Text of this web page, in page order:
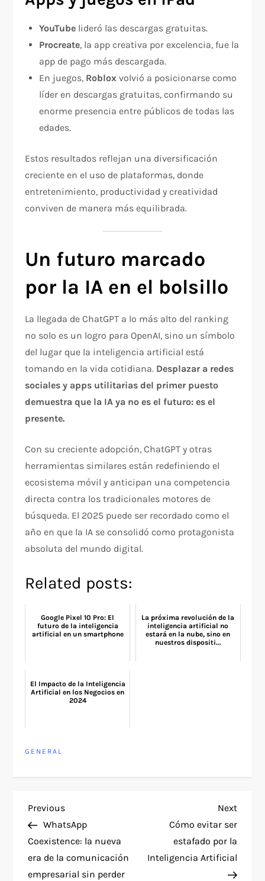
YouTube lideró las descargas gratuitas.
Procreate, la app creativa por excelencia, fue la
app de pago más descargada.
En juegos, Roblox volvió a posicionarse como
líder en descargas gratuitas, confirmando su
enorme presencia entre públicos de todas las
edades.
Estos resultados reflejan una diversificación
creciente en el uso de plataformas, donde
entretenimiento, productividad y creatividad
conviven de manera más equilibrada.
Un futuro marcado
por la IA en el bolsillo
La llegada de ChatGPT a lo más alto del ranking
no solo es un logro para OpenAI, sino un símbolo
del lugar que la inteligencia artificial está
tomando en la vida cotidiana. Desplazar a redes
sociales y apps utilitarias del primer puesto
demuestra que la IA ya no es el futuro: es el
presente.
Con su creciente adopción, ChatGPT y otras
herramientas similares están redefiniendo el
ecosistema móvil y anticipan una competencia
directa contra los tradicionales motores de
búsqueda. El 2025 puede ser recordado como el
año en que la IA se consolidó como protagonista
absoluta del mundo digital.
Related posts:
Google Pixel 10 Pro: El
futuro de la inteligencia
artificial en un smartphone
La próxima revolución de la
inteligencia artificial no
estará en la nube, sino en
nuestros dispositi...
El Impacto de la Inteligencia
Artificial en los Negocios en
2024
GENERAL
P
o
s
Previous
Post
Previous
WhatsApp
Coexistence: la nueva
era de la comunicación
empresarial sin perder
Next
Post
Next
Cómo evitar ser
estafado por la
Inteligencia Artificial